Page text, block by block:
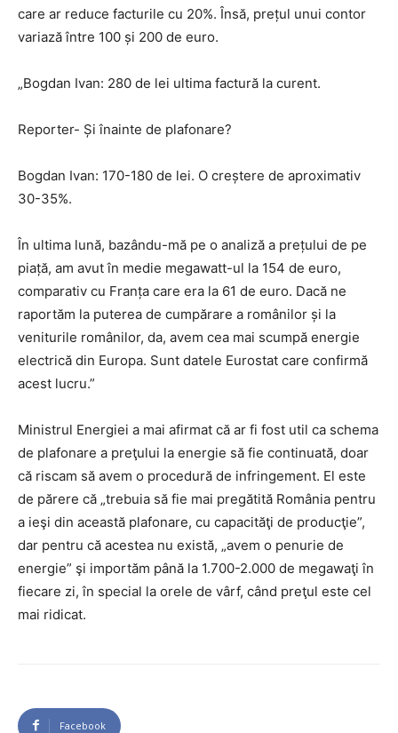
care ar reduce facturile cu 20%. Însă, prețul unui contor
variază între 100 și 200 de euro.
„Bogdan Ivan: 280 de lei ultima factură la curent.
Reporter- Și înainte de plafonare?
Bogdan Ivan: 170-180 de lei. O creștere de aproximativ
30-35%.
În ultima lună, bazându-mă pe o analiză a prețului de pe
piață, am avut în medie megawatt-ul la 154 de euro,
comparativ cu Franța care era la 61 de euro. Dacă ne
raportăm la puterea de cumpărare a românilor și la
veniturile românilor, da, avem cea mai scumpă energie
electrică din Europa. Sunt datele Eurostat care confirmă
acest lucru.”
Ministrul Energiei a mai afirmat că ar fi fost util ca schema
de plafonare a preţului la energie să fie continuată, doar
că riscam să avem o procedură de infringement. El este
de părere că „trebuia să fie mai pregătită România pentru
a ieşi din această plafonare, cu capacităţi de producţie”,
dar pentru că acestea nu există, „avem o penurie de
energie” şi importăm până la 1.700-2.000 de megawaţi în
fiecare zi, în special la orele de vârf, când preţul este cel
mai ridicat.
Facebook